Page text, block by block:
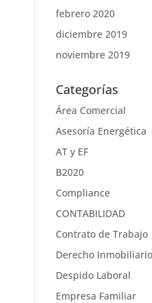
febrero 2020
diciembre 2019
noviembre 2019
Categorías
Área Comercial
Asesoría Energética
AT y EF
B2020
Compliance
CONTABILIDAD
Contrato de Trabajo
Derecho Inmobiliario
Despido Laboral
Empresa Familiar